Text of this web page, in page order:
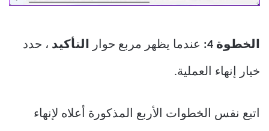
الخطوة 4: عندما يظهر مربع حوار التأكيد ، حدد
خيار إنهاء العملية.
اتبع نفس الخطوات الأربع المذكورة أعلاه لإنهاء